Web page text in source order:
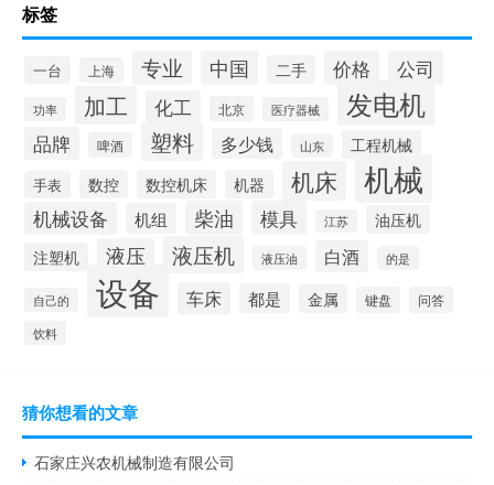
标签
一台 上海 专业 中国 二手 价格 公司
功率 加工 化工 北京 医疗器械 发电机
品牌 啤酒 塑料 多少钱 山东 工程机械
手表 数控 数控机床 机器 机床 机械
机械设备 机组 柴油 模具 江苏
油压机
注塑机
液压 液压机 液压油 白酒 的是
自己的 设备 车床 都是 金属 键盘 问答
饮料
猜你想看的文章
石家庄兴农机械制造有限公司